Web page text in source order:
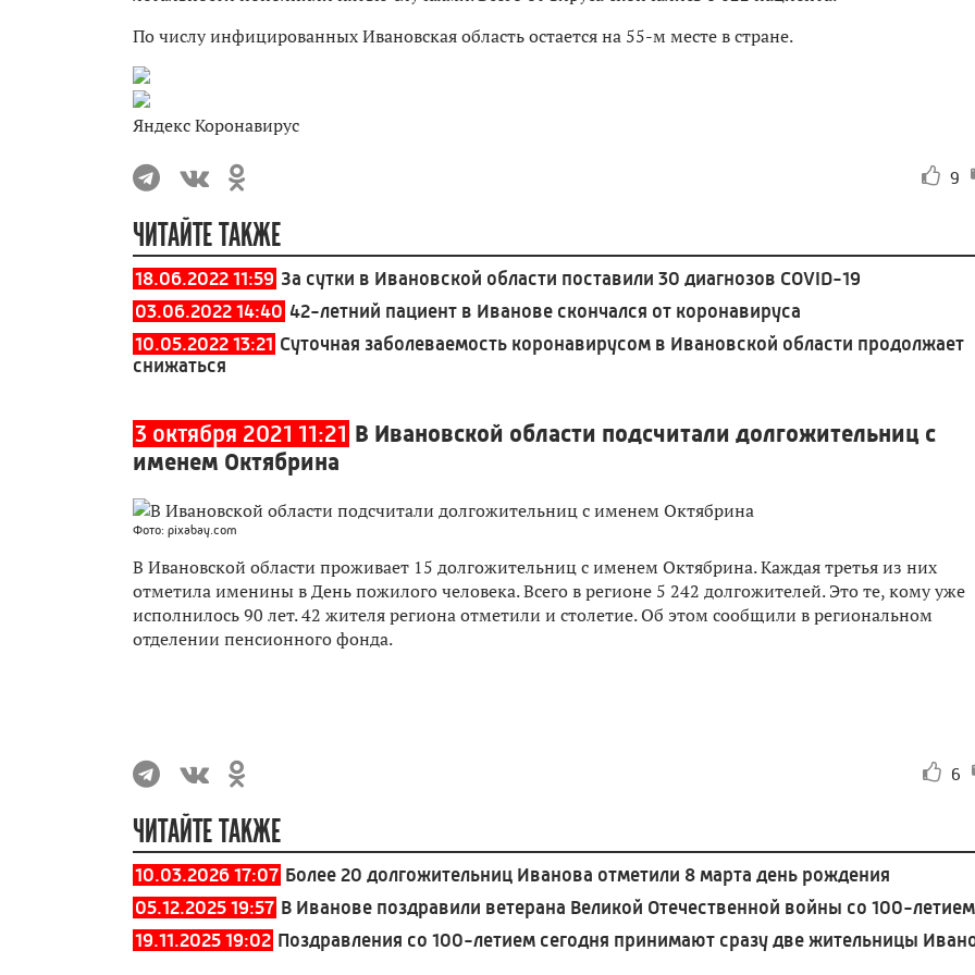
По числу инфицированных Ивановская область остается на 55-м месте в стране.
Яндекс Коронавирус
9
ЧИТАЙТЕ ТАКЖЕ
18.06.2022 11:59 За сутки в Ивановской области поставили 30 диагнозов COVID-19
03.06.2022 14:40 42-летний пациент в Иванове скончался от коронавируса
10.05.2022 13:21 Суточная заболеваемость коронавирусом в Ивановской области продолжает
снижаться
3 октября 2021 11:21 В Ивановской области подсчитали долгожительниц с
именем Октябрина
Фото: pixabay.com
В Ивановской области проживает 15 долгожительниц с именем Октябрина. Каждая третья из них
отметила именины в День пожилого человека. Всего в регионе 5 242 долгожителей. Это те, кому уже
исполнилось 90 лет. 42 жителя региона отметили и столетие. Об этом сообщили в региональном
отделении пенсионного фонда.
6
ЧИТАЙТЕ ТАКЖЕ
10.03.2026 17:07 Более 20 долгожительниц Иванова отметили 8 марта день рождения
05.12.2025 19:57 В Иванове поздравили ветерана Великой Отечественной войны со 100-летием
19.11.2025 19:02 Поздравления со 100-летием сегодня принимают сразу две жительницы